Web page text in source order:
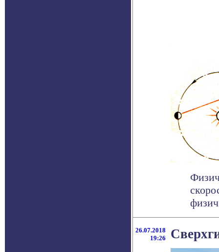
26.07.2018
19:26